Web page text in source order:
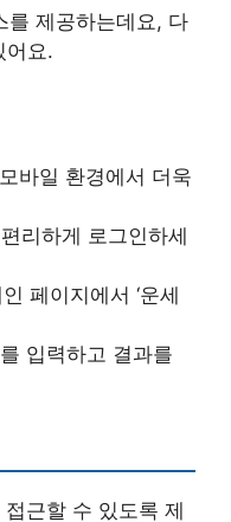
를 제공하는데요, 다
어요.
바일 환경에서 더욱
리하게 로그인하세
페이지에서 ‘운세
입력하고 결과를
근할 수 있도록 제